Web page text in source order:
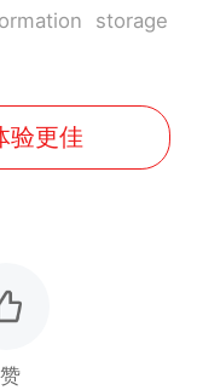
storage
验更佳